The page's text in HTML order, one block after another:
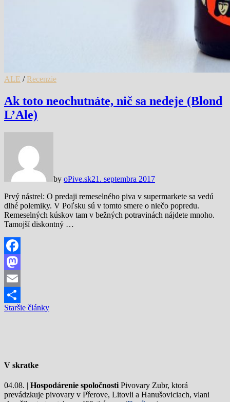
ALE / Recenzie
Ak toto neochutnáte, nič sa nedeje (Blond
L’Ale)
by oPive.sk21. septembra 2017
Prvý nástrel: O predaji remeselného piva v supermarkete sa vedú
dlhé polemiky. V Poľsku sú v tomto smere o niečo popredu.
Remeselných kúskov tam v bežných potravinách nájdete mnoho.
Tamojší diskontný …
Facebook
Mastodon
Email
Share
Navigácia
Staršie články
V skratke
04.08. | Hospodárenie spoločnosti Pivovary Zubr, ktorá
prevádzkuje pivovary v Přerove, Litovli a Hanušoviciach, vlani